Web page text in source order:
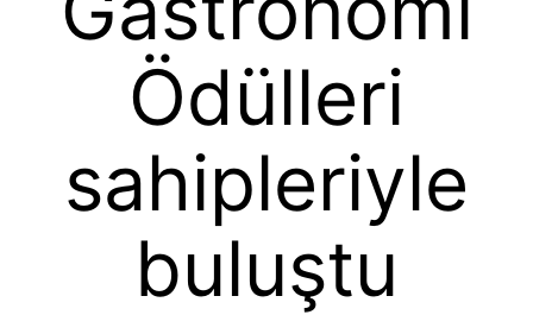
Ödülleri
sahipleriyle
buluştu